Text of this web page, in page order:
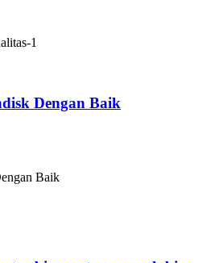
Dengan Baik
Baik